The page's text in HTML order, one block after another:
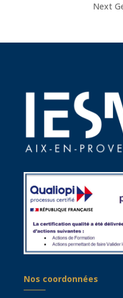
Next
Nos coordonnées